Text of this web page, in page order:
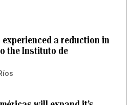
experienced a reduction in
the Instituto de